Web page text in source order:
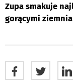
Zupa smakuje
gorącymi